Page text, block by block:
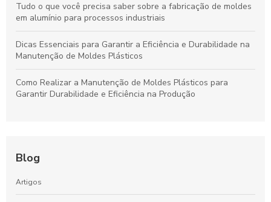
Tudo o que você precisa saber sobre a fabricação de moldes
em alumínio para processos industriais
Dicas Essenciais para Garantir a Eficiência e Durabilidade na
Manutenção de Moldes Plásticos
Como Realizar a Manutenção de Moldes Plásticos para
Garantir Durabilidade e Eficiência na Produção
Blog
Artigos